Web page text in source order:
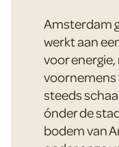
Amsterdam
werkt aan
voor
voornemens
steeds
ónder de
bodem van